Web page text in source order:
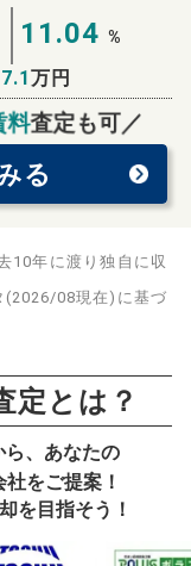
11.04 %
7.1万円
料査定も可／
る
ト！
10年に渡り独自に収
(2026/08現在)に基づ
定とは？
、あなたの
社をご提案！
を目指そう！